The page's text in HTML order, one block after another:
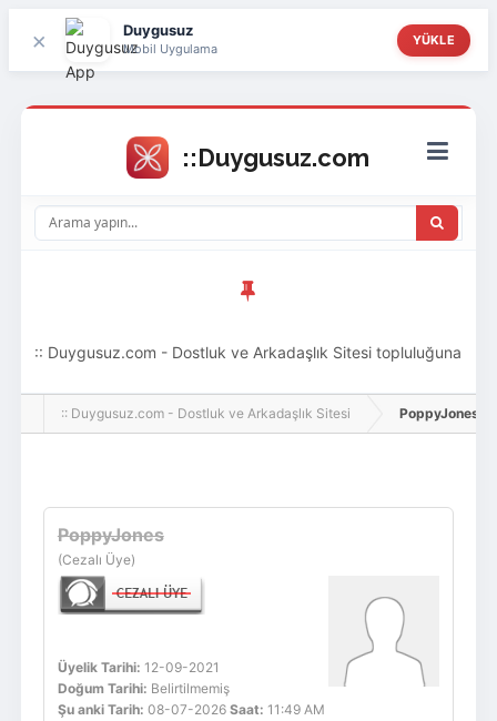
× Duygusuz
Mobil Uygulama
YÜKLE
:: Duygusuz.com - Dostluk ve Arkadaşlık Sitesi topluluğuna
hoş geldin ziyaretçi! Aramıza katılmak istersen kayıt
:: Duygusuz.com - Dostluk ve Arkadaşlık Sitesi PoppyJones,
PoppyJones
(Cezalı Üye)
Üyelik Tarihi: 12-09-2021
Doğum Tarihi: Belirtilmemiş
Şu anki Tarih: 08-07-2026 Saat: 11:49 AM